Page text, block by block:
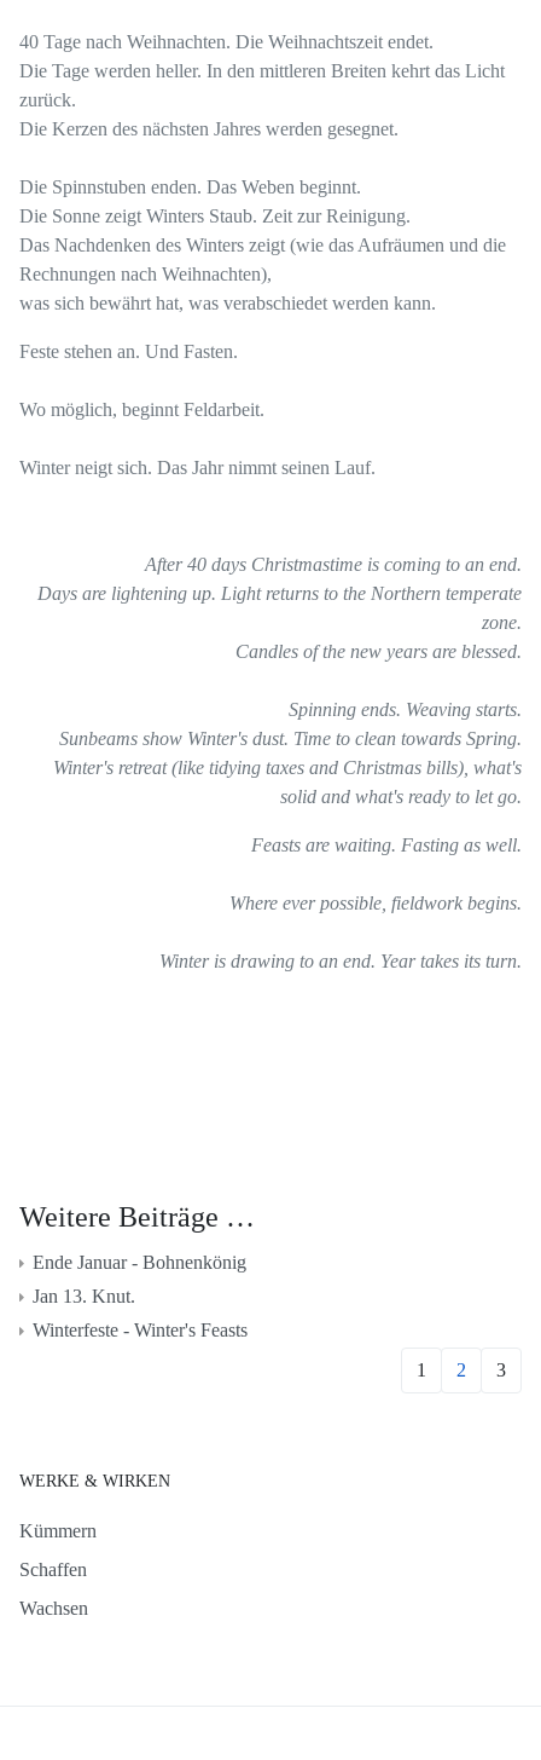
40 Tage nach Weihnachten. Die Weihnachtszeit endet.
Die Tage werden heller. In den mittleren Breiten kehrt das Licht
zurück.
Die Kerzen des nächsten Jahres werden gesegnet.
Die Spinnstuben enden. Das Weben beginnt.
Die Sonne zeigt Winters Staub. Zeit zur Reinigung.
Das Nachdenken des Winters zeigt (wie das Aufräumen und die
Rechnungen nach Weihnachten),
was sich bewährt hat, was verabschiedet werden kann.
Feste stehen an. Und Fasten.
Wo möglich, beginnt Feldarbeit.
Winter neigt sich. Das Jahr nimmt seinen Lauf.
After 40 days Christmastime is coming to an end.
Days are lightening up. Light returns to the Northern temperate
zone.
Candles of the new years are blessed.
Spinning ends. Weaving starts.
Sunbeams show Winter's dust. Time to clean towards Spring.
Winter's retreat (like tidying taxes and Christmas bills), what's
solid and what's ready to let go.
Feasts are waiting. Fasting as well.
Where ever possible, fieldwork begins.
Winter is drawing to an end. Year takes its turn.
Weitere Beiträge …
Ende Januar - Bohnenkönig
Jan 13. Knut.
Winterfeste - Winter's Feasts
1
2 3
WERKE & WIRKEN
Kümmern
Schaffen
Wachsen